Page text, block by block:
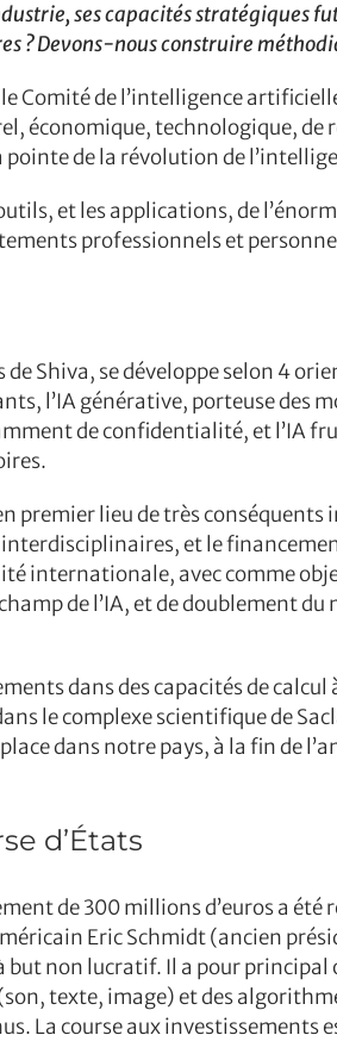
ses capacités stratégiques
? Devons-nous construire
Comité de l’intelligence
économique, technologique, de
pointe de la révolution de
et les applications, de
professionnels et
de Shiva, se développe selon 4
l’IA générative, porteuse des
de confidentialité, et l’IA
lieu de très conséquents
et le
internationale, avec comme
de l’IA, et de doublement
dans des capacités de calcul
le complexe scientifique de
dans notre pays, à la fin de
d’États
de 300 millions d’euros a
Eric Schmidt (ancien
non lucratif. Il a pour principal
texte, image) et des
La course aux investissements